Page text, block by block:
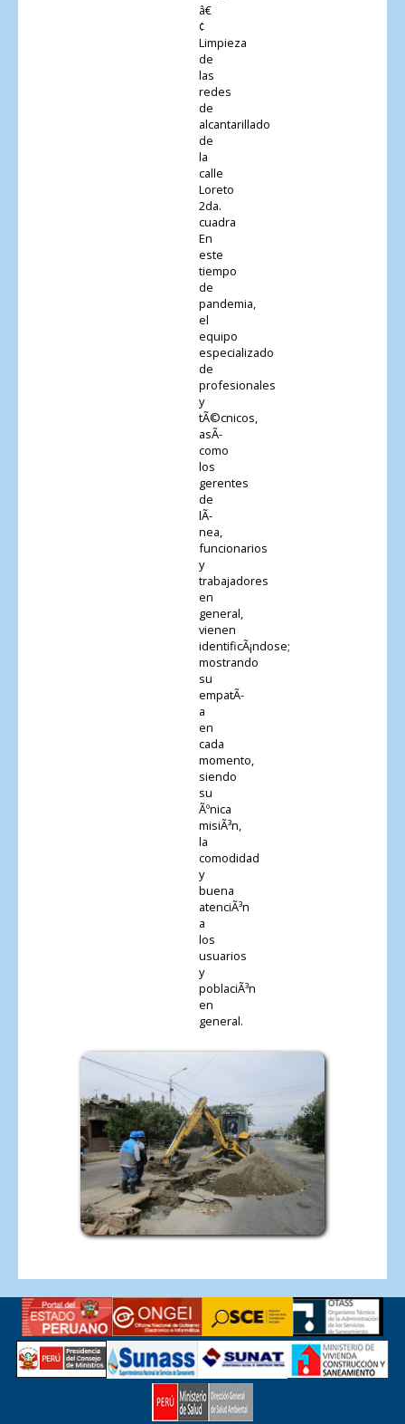
â€
¢
Limpieza
de
las
redes
de
alcantarillado
de
la
calle
Loreto
2da.
cuadra
En
este
tiempo
de
pandemia,
el
equipo
especializado
de
profesionales
y
tÃ©cnicos,
asÃ­
como
los
gerentes
de
lÃ­
nea,
funcionarios
y
trabajadores
en
general,
vienen
identificÃ¡ndose;
mostrando
su
empatÃ­
a
en
cada
momento,
siendo
su
Ãºnica
misiÃ³n,
la
comodidad
y
buena
atenciÃ³n
a
los
usuarios
y
poblaciÃ³n
en
general.